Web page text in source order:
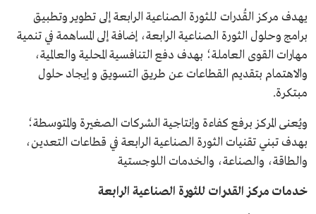
يهدف مركز القُدرات للثورة الصناعية الرابعة إلى تطوير وتطبيق
برامج وحلول الثورة الصناعية الرابعة، إضافة إلى المساهمة في تنمية
مهارات القوى العاملة؛ بهدف دفع التنافسية المحلية والعالمية،
والاهتمام بتقديم القطاعات عن طريق التسويق و إيجاد حلول
مبتكرة.
ويُعنى المركز برفع كفاءة وإنتاجية الشركات الصغيرة والمتوسطة؛
بهدف تبني تقنيات الثورة الصناعية الرابعة في قطاعات التعدين،
والطاقة، والصناعة، والخدمات اللوجستية
خدمات مركز القدرات للثورة الصناعية الرابعة